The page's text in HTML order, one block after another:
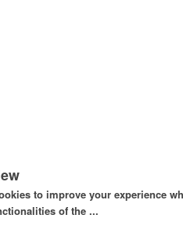
to improve your experience
of the ...